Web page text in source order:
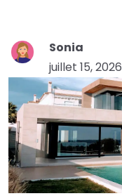
Sonia
juillet 15, 2026